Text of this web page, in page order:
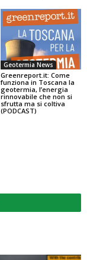
Geotermia News
Greenreport.it: Come
funziona in Toscana la
geotermia, l’energia
rinnovabile che non si
sfrutta ma si coltiva
(PODCAST)